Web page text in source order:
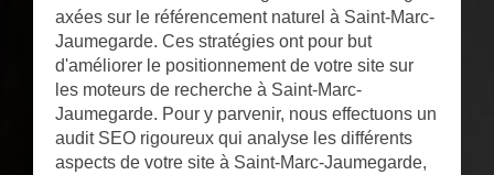
axées sur le référencement naturel à Saint-Marc-
Jaumegarde. Ces stratégies ont pour but
d'améliorer le positionnement de votre site sur
les moteurs de recherche à Saint-Marc-
Jaumegarde. Pour y parvenir, nous effectuons un
audit SEO rigoureux qui analyse les différents
aspects de votre site à Saint-Marc-Jaumegarde,